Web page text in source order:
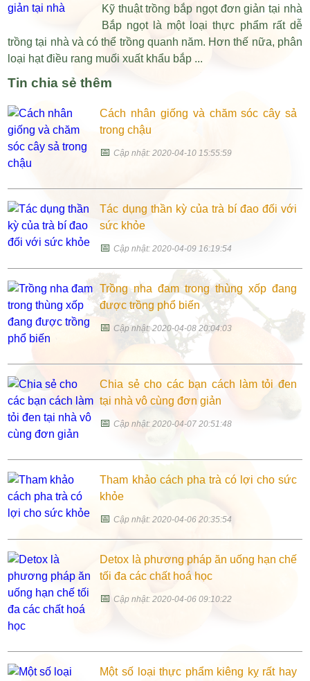
Kỹ thuật trồng bắp ngọt đơn giản tại nhà
Bắp ngọt là một loại thực phẩm rất dễ
trồng tại nhà và có thể trồng quanh năm. Hơn thế nữa, phân
loại hạt điều rang muối xuất khẩu bắp ...
Tin chia sẻ thêm
Cách nhân giống và chăm sóc cây sả
trong chậu
📅Cập nhật: 2020-04-10 15:55:59
Tác dụng thần kỳ của trà bí đao đối với
sức khỏe
📅Cập nhật: 2020-04-09 16:19:54
Trồng nha đam trong thùng xốp đang
được trồng phổ biến
📅Cập nhật: 2020-04-08 20:04:03
Chia sẻ cho các bạn cách làm tỏi đen
tại nhà vô cùng đơn giản
📅Cập nhật: 2020-04-07 20:51:48
Tham khảo cách pha trà có lợi cho sức
khỏe
📅Cập nhật: 2020-04-06 20:35:54
Detox là phương pháp ăn uống hạn chế
tối đa các chất hoá học
📅Cập nhật: 2020-04-06 09:10:22
Một số loại thực phẩm kiêng kỵ rất hay